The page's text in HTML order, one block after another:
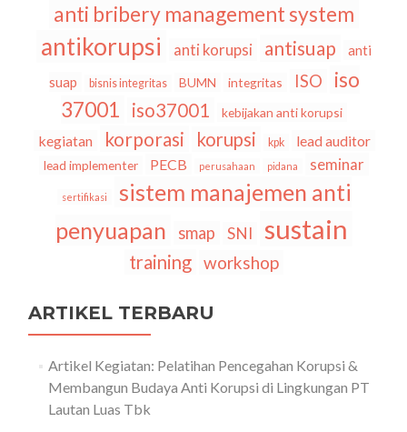
anti bribery management system
antikorupsi anti korupsi antisuap
anti
suap
bisnis integritas BUMN integritas ISO
iso
37001
iso37001 kebijakan anti korupsi
kegiatan korporasi korupsi kpk lead auditor
lead implementer PECB perusahaan pidana seminar
sertifikasi
sistem manajemen anti
penyuapan
smap SNI sustain
training workshop
ARTIKEL TERBARU
Artikel Kegiatan: Pelatihan Pencegahan Korupsi &
Membangun Budaya Anti Korupsi di Lingkungan PT
Lautan Luas Tbk